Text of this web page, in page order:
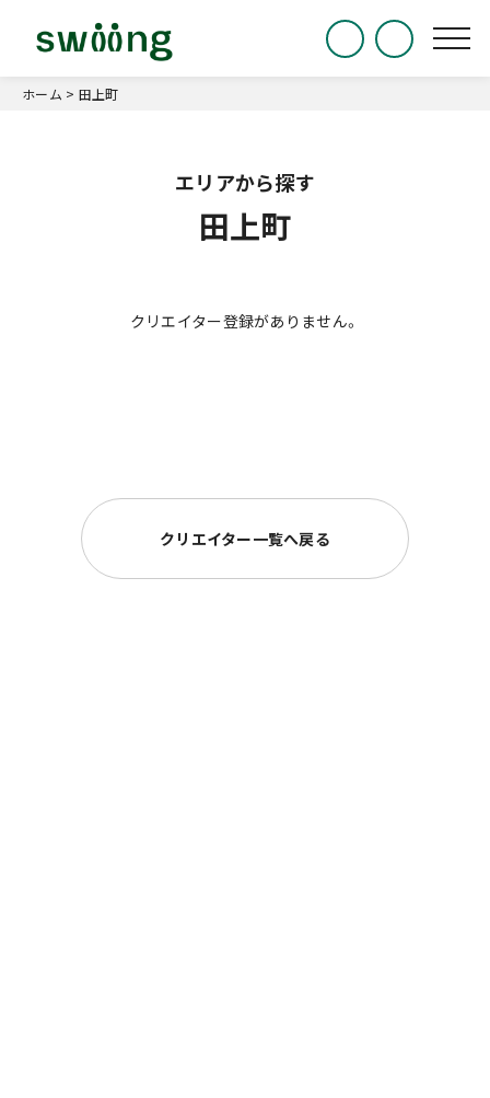
ホーム > 田上町
田上町
クリエイター登録がありません。
クリエイター一覧へ戻る